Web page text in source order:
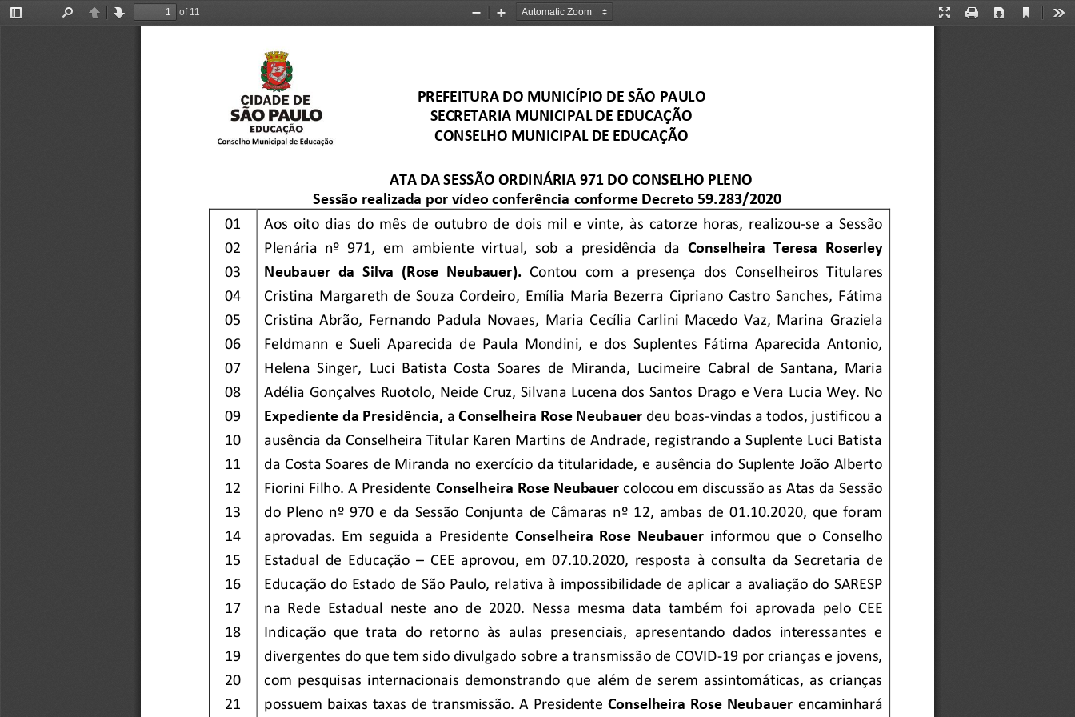
Toggle
PreviousNext
of 11
Presentation
Print Download
Current
Zoom
Zoom
PREFEITURA DO MUNICÍPIO DE SÃO PAULO
SECRETARIA MUNICIPAL DE EDUCAÇÃO
CONSELHO MUNICIPAL DE EDUCAÇÃO
ATA DA SESSÃO ORDINÁRIA 971 DO CONSELHO PLENO
Sessão realizada por vídeo conferência conforme Decreto 59.283/2020
01
02
03
04
05
06
07
08
09
10
11
12
13
14
15
16
17
18
19
20
21
Aos  oito  dias do  mês de outubro de  dois  mil  e vinte às catorze horas realizou-se  a  Sessão
Plenária  nº  971 em  ambiente  virtual, sob  a  presidência  da Conselheira  Teresa  Roserley
Neubauer  da  Silva  (Rose  Neubauer) Contou com  a  presença  dos Conselheiros Titulares
Cristina  Margareth  de  Souza  Cordeiro Emília  Maria  Bezerra  Cipriano  Castro  Sanches
Fátima
Cristina  Abrão,
Fernando  Padula  Novaes, Maria  Cecília  Carlini  Macedo  Vaz
Marina  Graziela
Feldmann  e  Sueli  Aparecida  de  Paula  Mondini,  e  dos Suplentes  Fátima  Aparecida  Antonio
Helena  Singer Luci  Batista  Costa  Soares  de  Miranda ,  Lucimeire  Cabral  de  Santana,  Maria
Adélia Gonçalves Ruotolo, Neide Cruz, Silvana Lucena dos Santos Drago e Vera Lucia Wey. No
Expediente da Presidência, a Conselheira Rose Neubauer deu boas-vindas a todos justificou a
ausência da Conselheira Titular Karen Martins de Andrade, registrando a Suplente Luci Batista
da Costa Soares de Miranda no exercício da titularidade, e ausência do Suplente João Alberto
Fiorini Filho A Presidente Conselheira Rose Neubauer colocou em discussão as Atas da Sessão
do Pleno nº  970  e  da  Sessão Conjunta  de  Câmaras  nº  1 2,  ambas  de  01.10.2020, que  foram
aprovadas Em  seguida  a  Presidente Conselheira  Rose  Neubauer informou  que  o  Conselho
Estadual  de  Educação – CEE  aprovou,  em  07.10.2020, resposta  à consulta da Secretaria  de
Educação do Estado de São Paulo, relativa à impossibilidade de aplicar a avaliação do SARESP
na  Rede  Estadual  neste  ano  de  2020. Nessa  mesma  data  também  foi  aprovada  pelo CEE
Indicação  que trata  do  retorno  às  aulas presenciais apresentando dados interessantes  e
divergentes do que tem sido divulgado sobre a transmissão de COVID-19 por crianças e jovens,
com  pesquisas  internacionais  demonstrando  que  além  de  serem  assintomáticas,  as  crianças
possuem baixas taxas de transmissão . A Presidente Conselheira Rose Neubauer encaminhará